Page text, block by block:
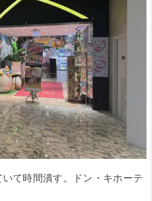
て時間潰す。ドン・キホーテ